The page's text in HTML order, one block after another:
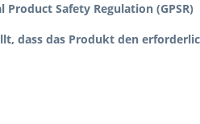
Safety Regulation (GPSR)
dass das Produkt den